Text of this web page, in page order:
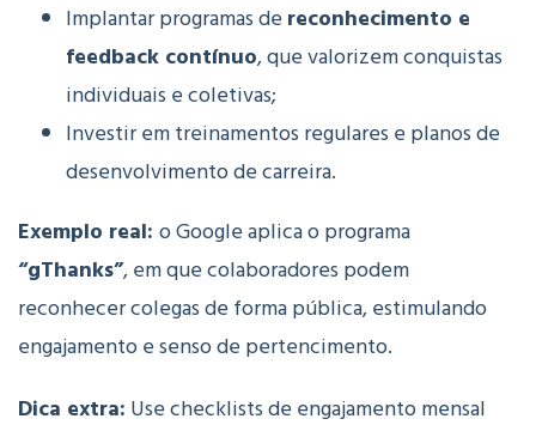
Implantar programas de reconhecimento e
feedback contínuo, que valorizem conquistas
individuais e coletivas;
Investir em treinamentos regulares e planos de
desenvolvimento de carreira.
Exemplo real: o Google aplica o programa
“gThanks”, em que colaboradores podem
reconhecer colegas de forma pública, estimulando
engajamento e senso de pertencimento.
Dica extra: Use checklists de engajamento mensal